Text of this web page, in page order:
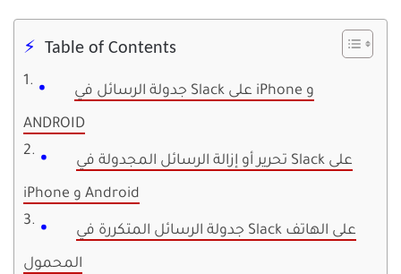
Table of Contents
جدولة الرسائل في Slack على iPhone و
ANDROID
تحرير أو إزالة الرسائل المجدولة في Slack على
iPhone و Android
جدولة الرسائل المتكررة في Slack على الهاتف
المحمول